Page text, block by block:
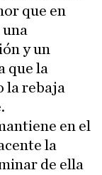
que en
y un
que la
la rebaja
en el
la
de ella